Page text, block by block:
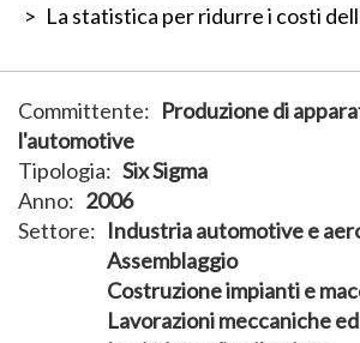
La statistica per ridurre i costi
Committente
Produzione di
l'automotive
Tipologia
Six Sigma
Anno
2006
Settore
Industria automotive e
Assemblaggio
Costruzione impianti e
Lavorazioni meccaniche